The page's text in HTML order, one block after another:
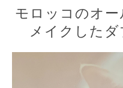
モロッコのオ
メイクした